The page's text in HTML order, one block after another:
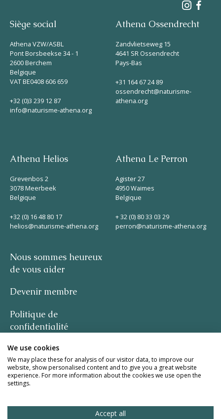
Siège social
Athena VZW/ASBL
Pont Borsbeekse 34 - 1
2600 Berchem
Belgique
VAT BE0408 606 659
+32 (0)3 239 12 87
info@naturisme-athena.org
Athena Ossendrecht
Zandvlietseweg 15
4641 SR Ossendrecht
Pays-Bas
+31 164 67 24 89
ossendrecht@naturisme-
athena.org
Athena Helios
Grevenbos 2
3078 Meerbeek
Belgique
+32 (0) 16 48 80 17
helios@naturisme-athena.org
Athena Le Perron
Agister 27
4950 Waimes
Belgique
+ 32 (0) 80 33 03 29
perron@naturisme-athena.org
Nous sommes heureux
de vous aider
Devenir membre
Politique de
confidentialité
-
citation de Rosie Haine
We use cookies
We may place these for analysis of our visitor data, to improve our
website, show personalised content and to give you a great website
experience. For more information about the cookies we use open the
settings.
Accept all